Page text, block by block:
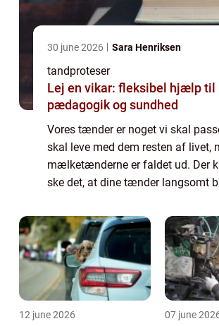
30 june 2026 Sara Henriksen
tandproteser
Lej en vikar: fleksibel hjælp til
pædagogik og sundhed
Vores tænder er noget vi skal
skal leve med dem resten af livet,
mælketænderne er faldet ud. Der
ske det, at dine tænder langsomt
12 june 2026 07 june